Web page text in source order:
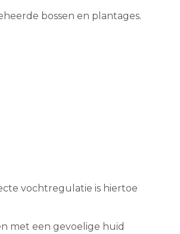
bossen en plantages.
vochtregulatie is hiertoe
met een gevoelige huid